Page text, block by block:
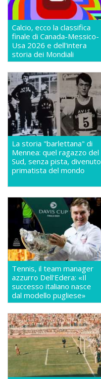
Calcio, ecco la classifica
finale di Canada-Messico-
Usa 2026 e dell'intera
storia dei Mondiali
La storia "barlettana" di
Mennea: quel ragazzo del
Sud, senza pista, divenuto
primatista del mondo
Tennis, il team manager
azzurro Dell'Edera: «Il
successo italiano nasce
dal modello pugliese»